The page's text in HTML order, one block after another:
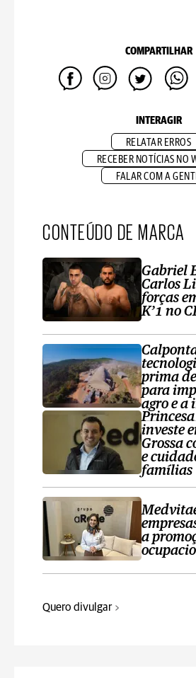
COMPARTILHAR
INTERAGIR
RELATAR ERROS
RECEBER NOTÍCIAS NO
FALAR COM A
CONTEÚDO DE MARCA
Gabriel
Carlos
forças
K’1 no
prima
para
agro e a
investe
Grossa
e
famílias
a
Quero divulgar